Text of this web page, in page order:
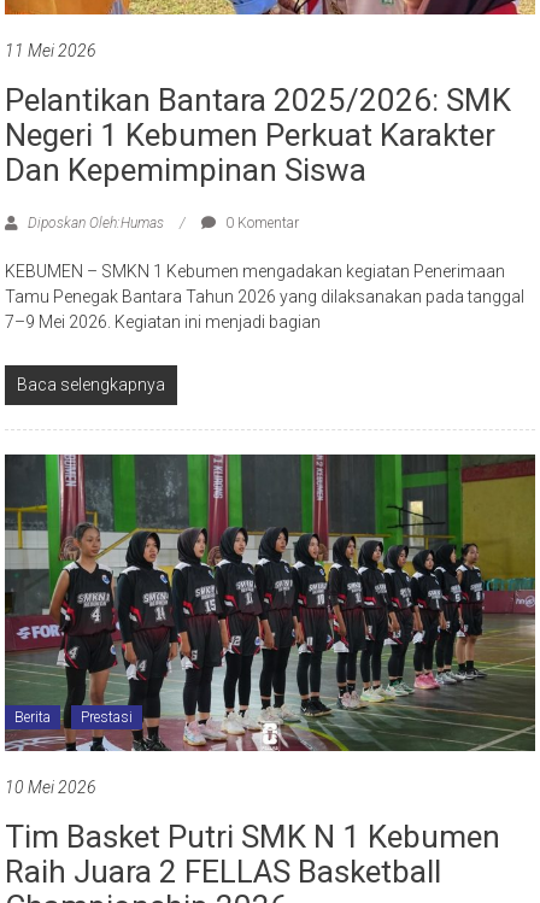
11 Mei 2026
Pelantikan Bantara 2025/2026: SMK
Negeri 1 Kebumen Perkuat Karakter
Dan Kepemimpinan Siswa
Diposkan Oleh:Humas 0 Komentar
KEBUMEN – SMKN 1 Kebumen mengadakan kegiatan Penerimaan
Tamu Penegak Bantara Tahun 2026 yang dilaksanakan pada tanggal
7–9 Mei 2026. Kegiatan ini menjadi bagian
Baca selengkapnya
Berita Prestasi
10 Mei 2026
Tim Basket Putri SMK N 1 Kebumen
Raih Juara 2 FELLAS Basketball